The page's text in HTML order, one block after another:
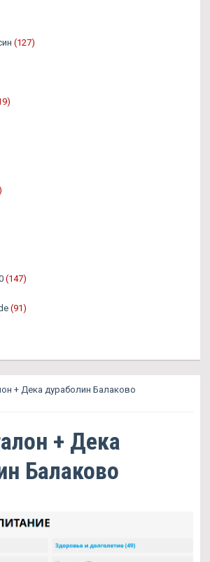
(127)
(147)
(91)
+ Дека дураболин Балаково
+ Дека
Балаково